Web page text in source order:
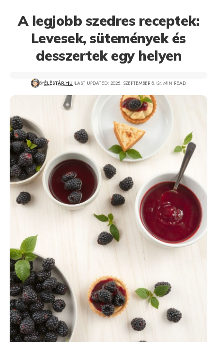
A legjobb szedres receptek:
Levesek, sütemények és
desszertek egy helyen
BYÉLÉSTÁR.HU LAST UPDATED: 2025. SZEPTEMBER 8. 34 MIN READ